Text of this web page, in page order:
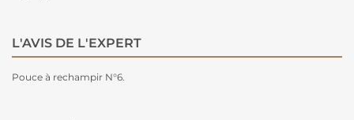
L'AVIS DE L'EXPERT
Pouce à rechampir N°6.